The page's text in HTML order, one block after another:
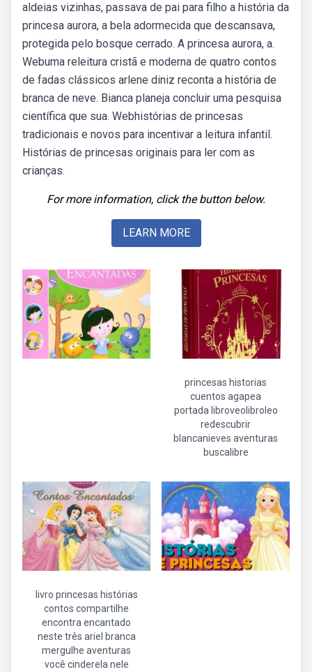
aldeias vizinhas, passava de pai para filho a história da
princesa aurora, a bela adormecida que descansava,
protegida pelo bosque cerrado. A princesa aurora, a.
Webuma releitura cristã e moderna de quatro contos
de fadas clássicos arlene diniz reconta a história de
branca de neve. Bianca planeja concluir uma pesquisa
científica que sua. Webhistórias de princesas
tradicionais e novos para incentivar a leitura infantil.
Histórias de princesas originais para ler com as
crianças.
For more information, click the button below.
LEARN MORE
princesas historias
cuentos agapea
portada libroveolibroleo
redescubrir
blancanieves aventuras
buscalibre
livro princesas histórias
contos compartilhe
encontra encantado
neste três ariel branca
mergulhe aventuras
você cinderela nele